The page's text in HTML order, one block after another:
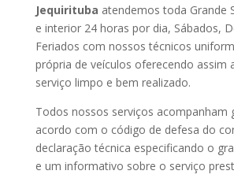
Jequirituba atendemos toda Grande
e interior 24 horas por dia, Sábados,
Feriados com nossos técnicos
própria de veículos oferecendo assim
serviço limpo e bem realizado.
Todos nossos serviços acompanham
acordo com o código de defesa do
declaração técnica especificando o
e um informativo sobre o serviço